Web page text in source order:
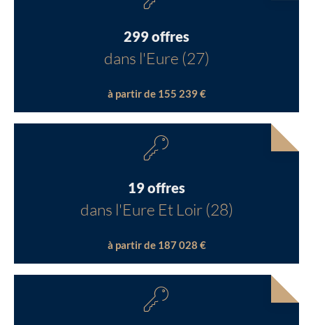
299 offres
dans l'Eure (27)
à partir de 155 239 €
19 offres
dans l'Eure Et Loir (28)
à partir de 187 028 €